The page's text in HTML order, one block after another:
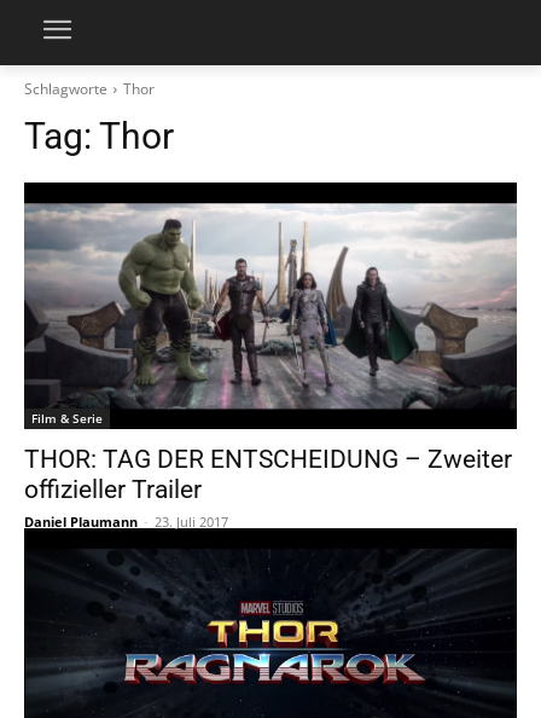
Schlagworte Thor
Tag: Thor
Film & Serie
THOR: TAG DER ENTSCHEIDUNG – Zweiter
offizieller Trailer
Daniel Plaumann - 23. Juli 2017